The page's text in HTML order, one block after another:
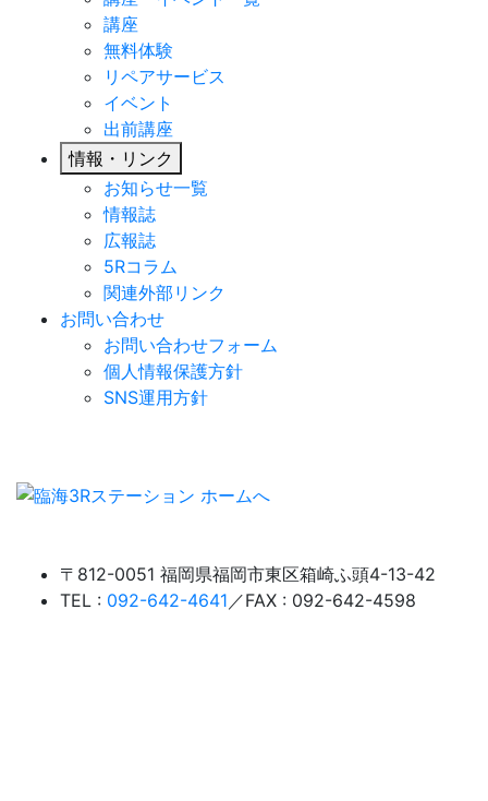
講座
無料体験
リペアサービス
イベント
出前講座
情報・リンク
お知らせ一覧
情報誌
広報誌
5Rコラム
関連外部リンク
お問い合わせ
お問い合わせフォーム
個人情報保護方針
SNS運用方針
〒812-0051 福岡県福岡市東区箱崎ふ頭4-13-42
TEL : 092-642-4641 ／FAX : 092-642-4598